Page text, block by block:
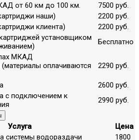
от 60 км до 100 км.
7500 руб.
наши)
2200 руб.
клиента)
2200 руб.
установщиком
Бесплатно
МКАД
оплачиваются
2290 руб.
2600 руб.
с подключением к
2990 руб.
Услуга
Цена
системы водораздачи
1800